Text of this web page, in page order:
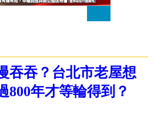
吞吞？台北市老屋想
800年才等輪得到？